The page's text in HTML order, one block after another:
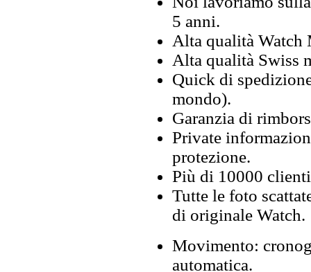
5 anni.
Alta qualità Watch
Alta qualità Swiss
Quick di
mondo).
Garanzia di
Private
protezione.
Più di 10000
Tutte le foto
di originale Watch.
Movimento:
automatica.